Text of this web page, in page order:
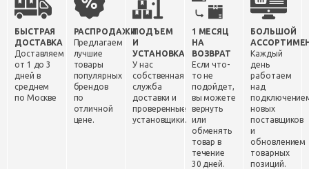
БЫСТРАЯ
ДОСТАВКА
Доставляем
от 1 до 3
дней в
среднем
по Москве
РАСПРОДАЖИ
Предлагаем
лучшие
товары
популярных
брендов
по
отличной
цене.
ПОДЪЕМ
И
УСТАНОВКА
У нас
собственная
служба
доставки и
проверенные
установщики.
1 МЕСЯЦ
НА
ВОЗВРАТ
Если что-
то не
подойдет,
вы можете
вернуть
или
обменять
товар в
течение
30 дней.
БОЛЬШОЙ
Каждый
день
работаем
над
новых
поставщиков
и
обновлением
товарных
позиций.